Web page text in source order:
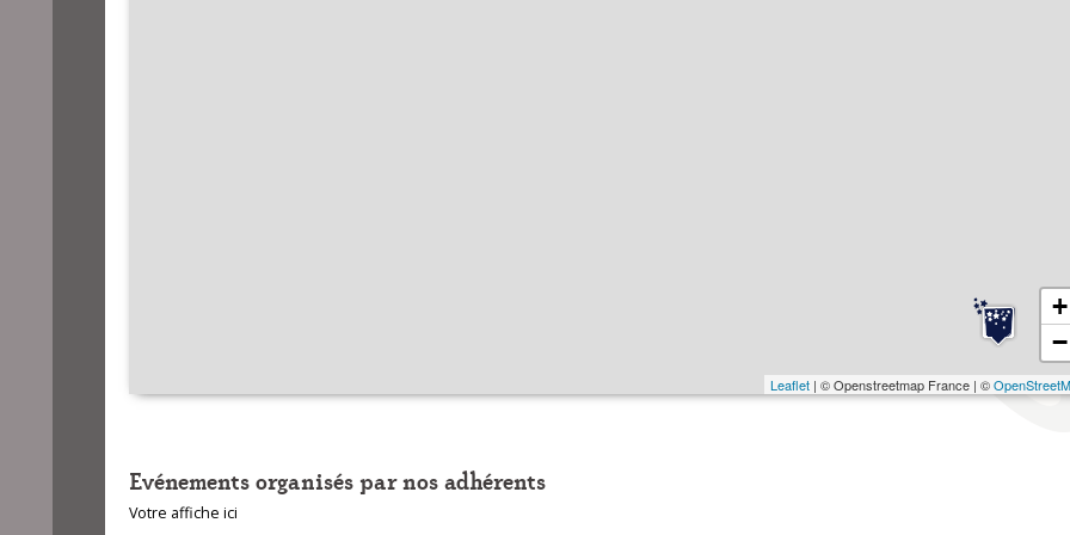
+
−
Leaflet| © Openstreetmap France | ©
Evénements organisés par nos adhérents
Votre affiche ici